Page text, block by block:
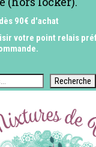
90€ d'achat
votre point relais
Recherche